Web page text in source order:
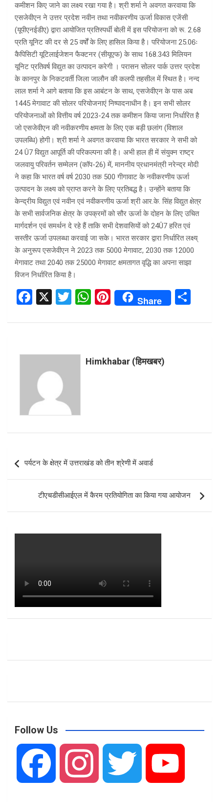
कमीशन किए जाने का लक्ष्य रखा गया है। श्री शर्मा ने अवगत करवाया कि
एसजेवीएन ने उत्तर प्रदेश नवीन तथा नवीकरणीय ऊर्जा विकास एजेंसी
(यूपीएनईडीए) द्वारा आयोजित प्रतिस्पर्धी बोली में इस परियोजना को रू. 2.68
प्रति यूनिट की दर से 25 वर्षों के लिए हासिल किया है। परियोजना 25.06ः
कैपिसिटी यूटिलाईजेशन फैक्टनर (सीयूएफ) के साथ 168.343 मिलियन
यूनिट प्रतिवर्ष विद्युत का उत्पादन करेगी । परासन सोलर पार्क उत्तर प्रदेश
के कानपुर के निकटवर्ती जिला जालौन की कलपी तहसील में स्थि‍त है। नन्द
लाल शर्मा ने आगे बताया कि इस आबंटन के साथ, एसजेवीएन के पास अब
1445 मेगावाट की सोलर परियोजनाएं निष्पादनाधीन है। इन सभी सोलर
परियोजनाओं को वित्तीय वर्ष 2023-24 तक कमीशन किया जाना निर्धारित है
जो एसजेवीएन की नवीकरणीय क्षमता के लिए एक बड़ी छलांग (विशाल
उपलब्धि) होगी। श्री शर्मा ने अवगत करवाया कि भारत सरकार ने सभी को
24 Û7 विद्युत आपूर्ति की परिकल्पना की है। अभी हाल ही में संयुक्न राष्ट्र
जलवायु परिवर्तन सम्मेलन (कॉप-26) में, माननीय प्रधानमंत्री नरेन्द्र मोदी
ने कहा कि भारत वर्ष वर्ष 2030 तक 500 गीगावाट के नवीकरणीय ऊर्जा
उत्पादन के लक्ष्य को प्राप्त करने के लिए प्रतिबद्ध है। उन्होंने बताया कि
केन्द्रीय विद्युत एवं नवीन एवं नवीकरणीय ऊर्जा श्री आर.के. सिंह विद्युत क्षेत्र
के सभी सार्वजनिक क्षेत्र के उपक्रमों को सौर ऊर्जा के दोहन के लिए उचित
मार्गदर्शन एवं समर्थन दे रहे हैं ताकि सभी देशवासियों को 24Û7 हरित एवं
सस्तीर ऊर्जा उपलब्धा करवाई जा सके। भारत सरकार द्वारा निर्धारित लक्ष्य्
के अनुरूप एसजेवीएन ने 2023 तक 5000 मेगावाट, 2030 तक 12000
मेगावाट तथा 2040 तक 25000 मेगावाट क्षमतागत वृद्धि का अपना साझा
विजन निर्धारित किया है।
F
ce
o
o
k
X
T
tt
W
at
A
Pi
er
t
Share
ar
Himkhabar (हिमखबर)
navigation
पर्यटन के क्षेत्र में उत्तराखंड को तीन श्रेणी में अवार्ड
टीएचडीसीआईएल में कैरम प्रतियोगिता का किया गया आयोजन
Follow Us